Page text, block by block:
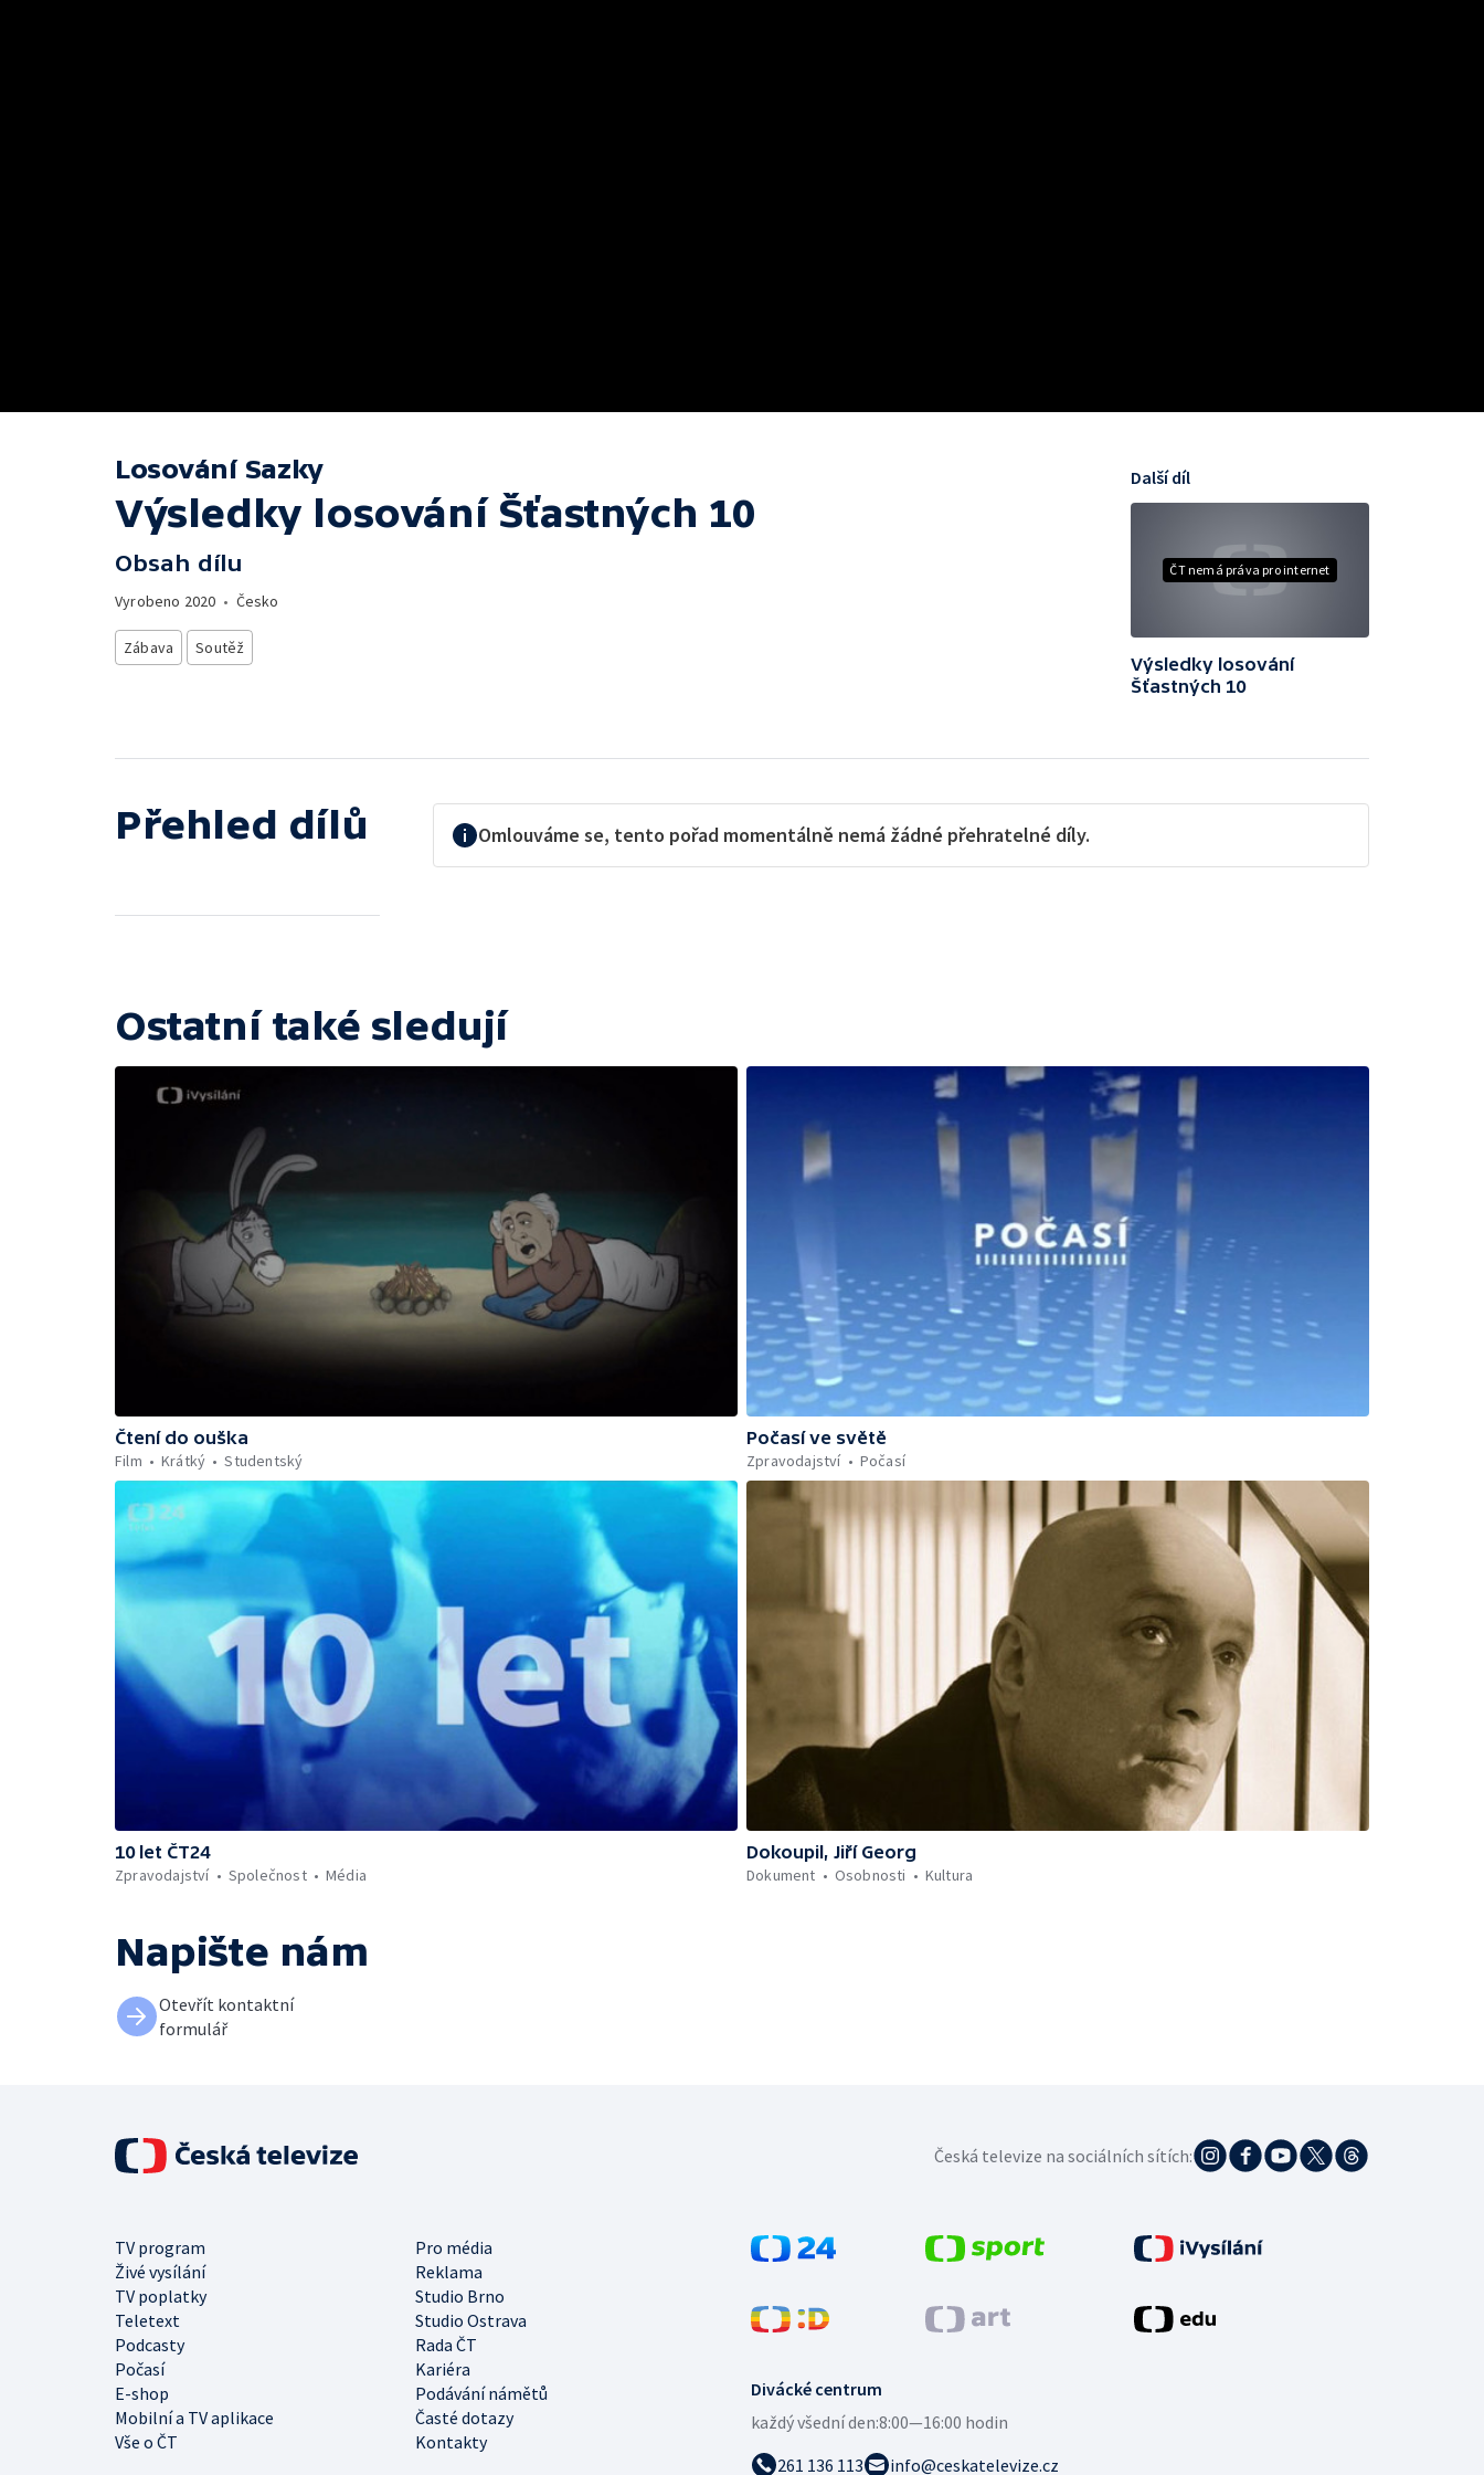
Losování Sazky
Výsledky losování Šťastných 10
Obsah dílu
Vyrobeno 2020 • Česko
Zábava Soutěž
ČT nemá práva pro internet
Další díl
Výsledky losování
Šťastných 10
Přehled dílů Omlouváme se, tento pořad momentálně nemá žádné přehratelné díly.
Ostatní také sledují
Čtení do ouška
Film
Krátký Studentský
Počasí ve světě
Zpravodajství
Počasí
10 let ČT24
Zpravodajství
Společnost Média
Dokoupil, Jiří Georg
Dokument
Osobnosti Kultura
Napište nám
Otevřít kontaktní
formulář
Divácké centrum
každý všední den:8:00—16:00 hodin
261 136 113
info@ceskatelevize.cz
TV program
Pro média
Živé vysílání
Reklama
TV poplatky
Studio Brno
Teletext
Studio Ostrava
Podcasty
Rada ČT
Počasí
Kariéra
E-shop
Podávání námětů
Mobilní a TV aplikace
Časté dotazy
Vše o ČT
Kontakty
Česká televize na sociálních sítích: